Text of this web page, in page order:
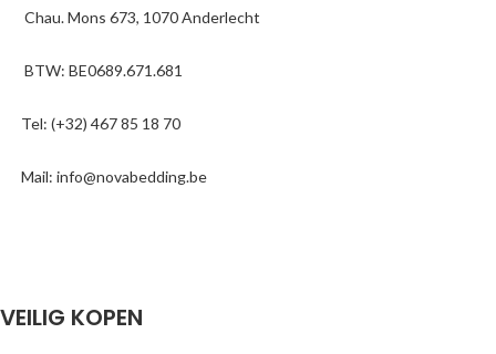
Chau. Mons 673, 1070 Anderlecht
BTW: BE0689.671.681
Tel: (+32) 467 85 18 70
Mail: info@novabedding.be
VEILIG KOPEN